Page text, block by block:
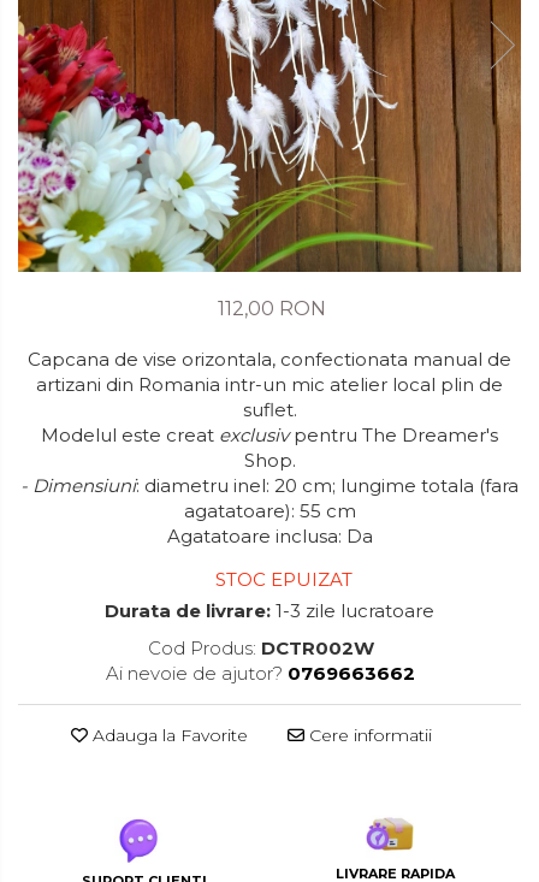
112,00 RON
Capcana de vise orizontala, confectionata manual de
artizani din Romania intr-un mic atelier local plin de
suflet.
Modelul este creat exclusivpentru The Dreamer's
Shop.
- Dimensiuni: diametru inel: 20 cm; lungime totala (fara
agatatoare): 55 cm
Agatatoare inclusa: Da
STOC EPUIZAT
Durata de livrare: 1-3 zile lucratoare
Cod Produs: DCTR002W
Ai nevoie de ajutor? 0769663662
Adauga la Favorite Cere informatii
LIVRARE RAPIDA